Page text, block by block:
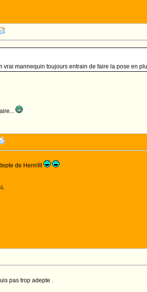
vrai mannequin toujours entrain de faire la pose en
de HenriIII
pas trop adepte .